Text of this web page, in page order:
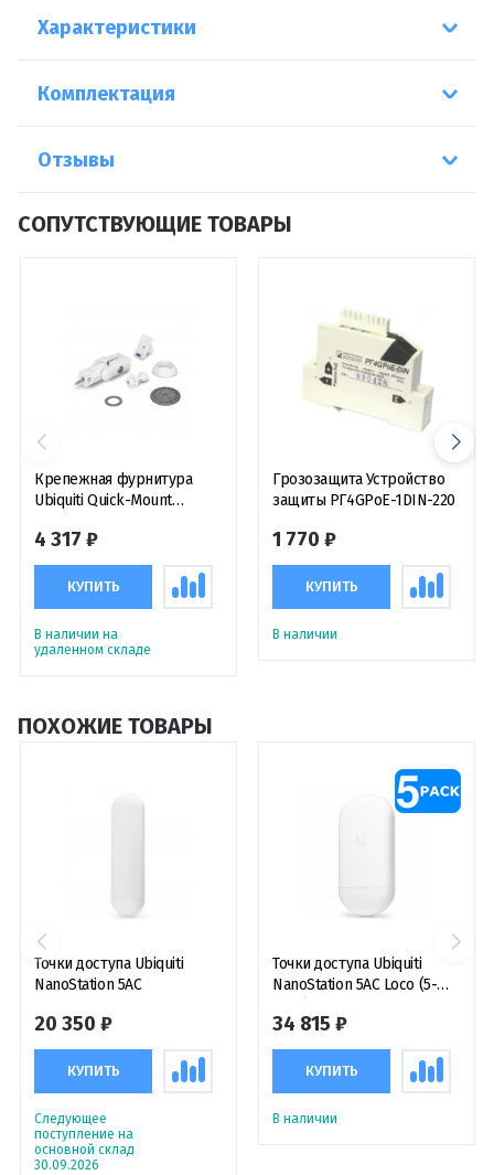
Характеристики
Комплектация
Отзывы
СОПУТСТВУЮЩИЕ ТОВАРЫ
Крепежная фурнитура
Ubiquiti Quick-Mount
4 317 ₽
КУПИТЬ
В наличии на
удаленном складе
Грозозащита Устройство
защиты РГ4GPoE-1DIN-220
1 770 ₽
КУПИТЬ
В наличии
ПОХОЖИЕ ТОВАРЫ
Точки доступа Ubiquiti
NanoStation 5AC
20 350 ₽
КУПИТЬ
Следующее
поступление на
основной склад
30.09.2026
Точки доступа Ubiquiti
NanoStation 5AC Loco (5-
активная (комплект 5
штук)
34 815 ₽
КУПИТЬ
В наличии